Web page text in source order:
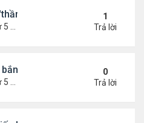
bài" gốc Việt,lĩnh 13 năm tù
2:25 pm
1
Trả lời
nạn nhân khiến bị liệt toàn
2:21 pm
0
Trả lời